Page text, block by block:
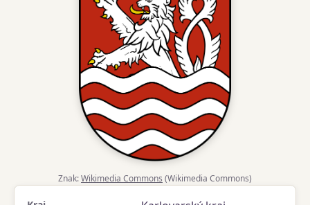
Znak:Wikimedia Commons (Wikimedia Commons)